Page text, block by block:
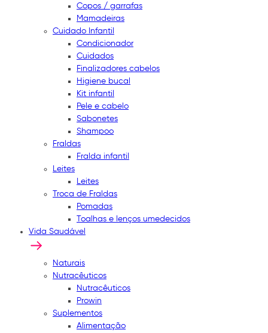
Copos / garrafas
Mamadeiras
Cuidado Infantil
Condicionador
Cuidados
Finalizadores cabelos
Higiene bucal
Kit infantil
Pele e cabelo
Sabonetes
Shampoo
Fraldas
Fralda infantil
Leites
Leites
Troca de Fraldas
Pomadas
Toalhas e lenços umedecidos
Vida Saudável
Naturais
Nutracêuticos
Nutracêuticos
Prowin
Suplementos
Alimentação